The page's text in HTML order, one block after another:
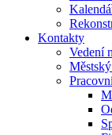
Kontakty
Vedení